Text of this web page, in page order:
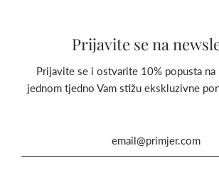
Prijavite se na
Prijavite se i ostvarite 10% popusta na
jednom tjedno Vam stižu ekskluzivne